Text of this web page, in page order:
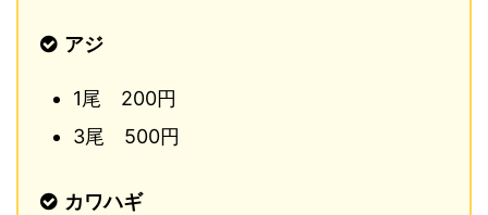
アジ
1尾 200円
3尾 500円
カワハギ